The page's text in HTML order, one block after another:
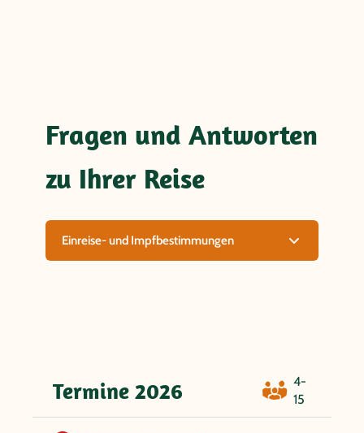
Fragen und Antworten
zu Ihrer Reise
Einreise- und Impfbestimmungen
Termine 2026
4-
15